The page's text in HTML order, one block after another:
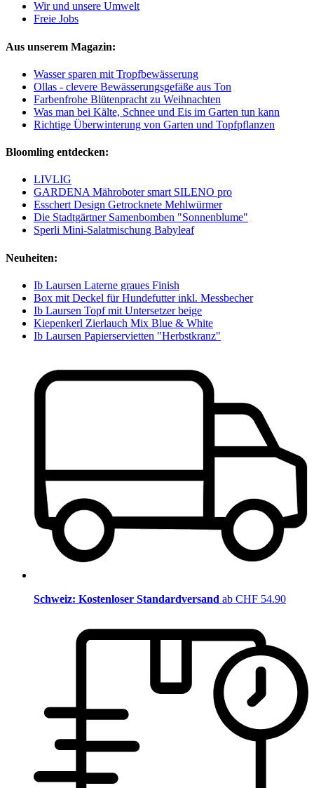
Wir und unsere Umwelt
Freie Jobs
Aus unserem Magazin:
Wasser sparen mit Tropfbewässerung
Ollas - clevere Bewässerungsgefäße aus Ton
Farbenfrohe Blütenpracht zu Weihnachten
Was man bei Kälte, Schnee und Eis im Garten tun kann
Richtige Überwinterung von Garten und Topfpflanzen
Bloomling entdecken:
LIVLIG
GARDENA Mähroboter smart SILENO pro
Esschert Design Getrocknete Mehlwürmer
Die Stadtgärtner Samenbomben "Sonnenblume"
Sperli Mini-Salatmischung Babyleaf
Neuheiten:
Ib Laursen Laterne graues Finish
Box mit Deckel für Hundefutter inkl. Messbecher
Ib Laursen Topf mit Untersetzer beige
Kiepenkerl Zierlauch Mix Blue & White
Ib Laursen Papierservietten "Herbstkranz"
Schweiz: Kostenloser Standardversand ab CHF 54.90